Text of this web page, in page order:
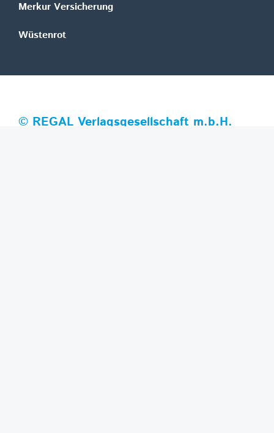
Merkur Versicherung
Wüstenrot
© REGAL Verlagsgesellschaft m.b.H.